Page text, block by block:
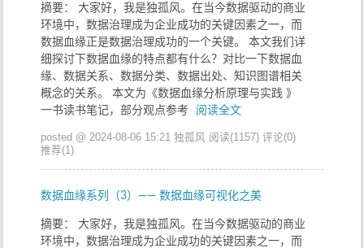
摘要： 大家好，我是独孤风。在当今数据驱动的商业
环境中，数据治理成为企业成功的关键因素之一，而
数据血缘正是数据治理成功的一个关键。 本文我们详
细探讨下数据血缘的特点都有什么？对比一下数据血
缘、数据关系、数据分类、数据出处、知识图谱相关
概念的关系。 本文为《数据血缘分析原理与实践 》
一书读书笔记，部分观点参考
阅读全文
posted @ 2024-08-06 15:21 独孤风 阅读(1157) 评论(0)
推荐(1)
数据血缘系列（3）—— 数据血缘可视化之美
摘要： 大家好，我是独孤风。在当今数据驱动的商业
环境中，数据治理成为企业成功的关键因素之一，而